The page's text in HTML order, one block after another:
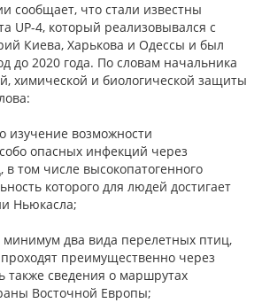
сообщает, что стали известны
UP-4, который реализовывался с
Киева, Харькова и Одессы и был
до 2020 года. По словам начальника
химической и биологической защиты
изучение возможности
опасных инфекций через
том числе высокопатогенного
которого для людей достигает
Ньюкасла;
два вида перелетных птиц,
преимущественно через
также сведения о маршрутах
Восточной Европы;